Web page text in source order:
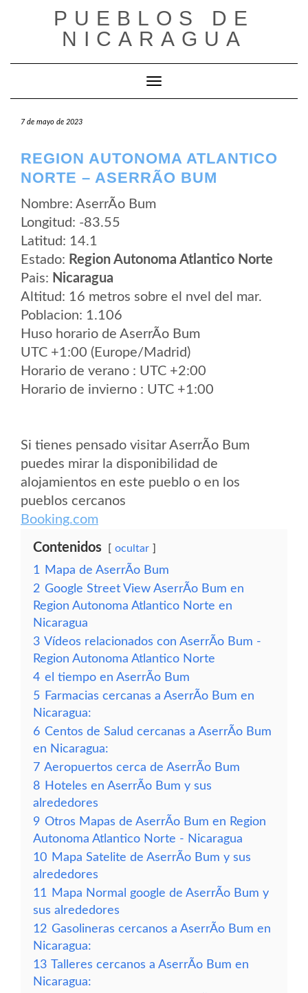
PUEBLOS DE
NICARAGUA
Cambiar modo de navegación
7 de mayo de 2023
REGION AUTONOMA ATLANTICO
NORTE – ASERRÃ­O BUM
Nombre: AserrÃ­o Bum
Longitud: -83.55
Latitud: 14.1
Estado: Region Autonoma Atlantico Norte
Pais: Nicaragua
Altitud: 16 metros sobre el nvel del mar.
Poblacion: 1.106
Huso horario de AserrÃ­o Bum
UTC +1:00 (Europe/Madrid)
Horario de verano : UTC +2:00
Horario de invierno : UTC +1:00
Si tienes pensado visitar AserrÃ­o Bum
puedes mirar la disponibilidad de
alojamientos en este pueblo o en los
pueblos cercanos
Booking.com
Contenidos ocultar
1
Mapa de AserrÃ­o Bum
2 Google Street View AserrÃ­o Bum en
Region Autonoma Atlantico Norte en
Nicaragua
3 Vídeos relacionados con AserrÃ­o Bum -
Region Autonoma Atlantico Norte
4 el tiempo en AserrÃ­o Bum
5 Farmacias cercanas a AserrÃ­o Bum en
Nicaragua:
6 Centos de Salud cercanas a AserrÃ­o Bum
en Nicaragua:
7 Aeropuertos cerca de AserrÃ­o Bum
8 Hoteles en AserrÃ­o Bum y sus
alrededores
9 Otros Mapas de AserrÃ­o Bum en Region
Autonoma Atlantico Norte - Nicaragua
10 Mapa Satelite de AserrÃ­o Bum y sus
alrededores
11
Mapa Normal google de AserrÃ­o Bum y
sus alrededores
12 Gasolineras cercanos a AserrÃ­o Bum en
Nicaragua:
13 Talleres cercanos a AserrÃ­o Bum en
Nicaragua: